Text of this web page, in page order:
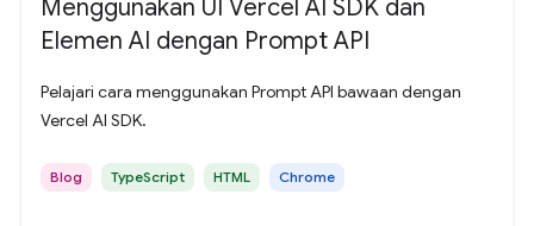
Menggunakan UI Vercel AI SDK dan
Elemen AI dengan Prompt API
Pelajari cara menggunakan Prompt API bawaan dengan
Vercel AI SDK.
Blog TypeScript HTML Chrome